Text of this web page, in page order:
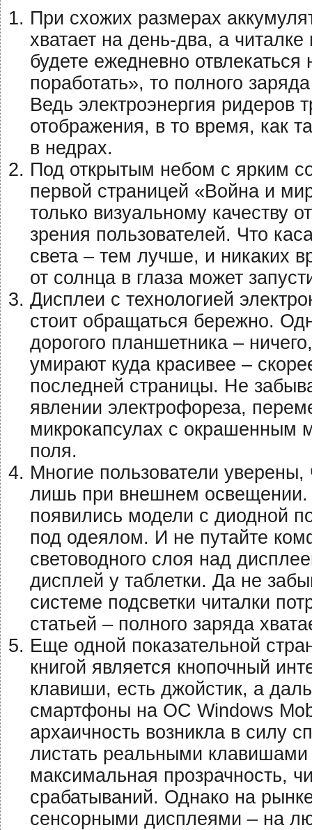
При схожих размерах
хватает на день-два, а
будете ежедневно
поработать», то полного
Ведь электроэнергия ридеров
отображения, в то время, как
в недрах.
Под открытым небом с ярким
первой страницей «Война и
только визуальному качеству
зрения пользователей. Что
света – тем лучше, и никаких
от солнца в глаза может
Дисплеи с технологией
стоит обращаться бережно.
дорогого планшетника –
умирают куда красивее –
последней страницы. Не
явлении электрофореза,
микрокапсулах с окрашенным
поля.
Многие пользователи
лишь при внешнем освещении.
появились модели с диодной
под одеялом. И не путайте
световодного слоя над
дисплей у таблетки. Да не
системе подсветки читалки
статьей – полного заряда
Еще одной показательной
книгой является кнопочный
клавиши, есть джойстик, а
смартфоны на ОС Windows
архаичность возникла в силу
листать реальными
максимальная прозрачность,
срабатываний. Однако на
сенсорными дисплеями – на